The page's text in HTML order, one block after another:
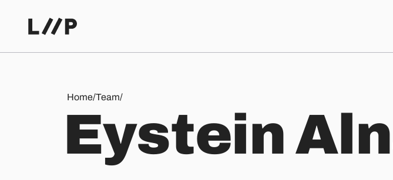
Home/Team/
Eystein Alnaes
EysteinAl n